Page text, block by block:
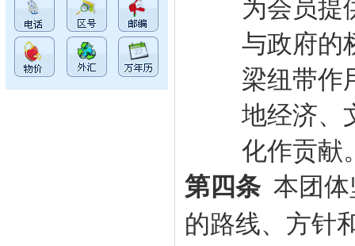
为会员提
与政府的
梁纽带作
地经济、
化作贡献
第四条 本团
的路线、方针